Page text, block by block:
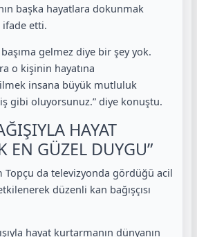
başka hayatlara dokunmak
etti.
gelmez diye bir şey yok.
o kişinin hayatına
insana büyük mutluluk
gibi oluyorsunuz.” diye konuştu.
HAYAT
EN GÜZEL DUYGU”
Topçu da televizyonda gördüğü acil
düzenli kan bağışçısı
hayat kurtarmanın dünyanın